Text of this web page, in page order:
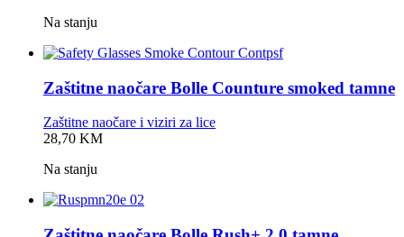
Na stanju
Zaštitne naočare Bolle Counture smoked tamne
Zaštitne naočare i viziri za lice
0,0
28,70 KM
Na stanju